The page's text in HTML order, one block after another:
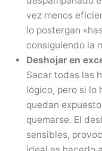
vez menos
lo postergan
consiguiendo la
Deshojar en
Sacar todas las
lógico, pero si lo
quedan
quemarse. El
sensibles,